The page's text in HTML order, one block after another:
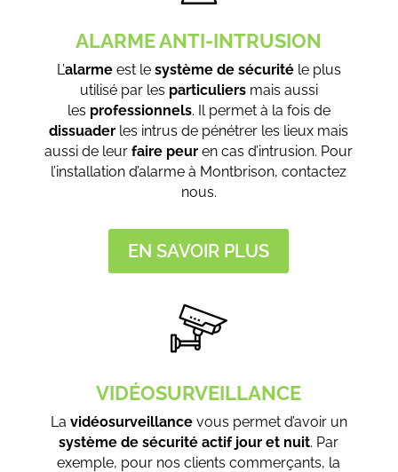
ALARME ANTI-INTRUSION
L’alarmeest le système de sécuritéle plus
utilisé par les particuliersmais aussi
les professionnels. Il permet à la fois de
dissuader les intrus de pénétrer les lieux mais
aussi de leur faire peur en cas d’intrusion. Pour
l’installation d’alarme à Montbrison, contactez
nous.
EN SAVOIR PLUS
VIDÉOSURVEILLANCE
La vidéosurveillancevous permet d’avoir un
système de sécurité actif jour et nuit. Par
exemple, pour nos clients commerçants, la